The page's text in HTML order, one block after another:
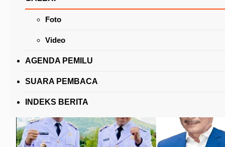
Foto
Video
AGENDA PEMILU
SUARA PEMBACA
INDEKS BERITA
Kasus Covid-19 di Kota Bunga Kembali